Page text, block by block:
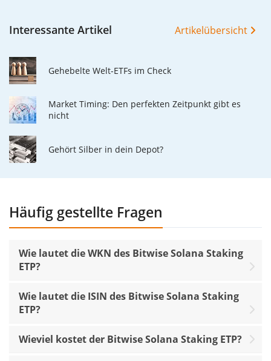
Interessante Artikel Artikelübersicht
Gehebelte Welt-ETFs im Check
Market Timing: Den perfekten Zeitpunkt gibt es
nicht
Gehört Silber in dein Depot?
Häufig gestellte Fragen
Wie lautet die WKN des Bitwise Solana Staking
ETP?
Wie lautet die ISIN des Bitwise Solana Staking
ETP?
Wieviel kostet der Bitwise Solana Staking ETP?